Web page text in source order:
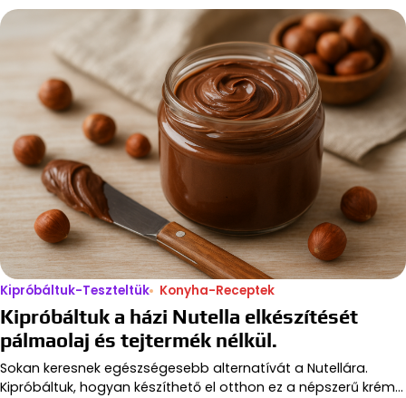
Kipróbáltuk-Teszteltük Konyha-Receptek
Kipróbáltuk a házi Nutella elkészítését
pálmaolaj és tejtermék nélkül.
Sokan keresnek egészségesebb alternatívát a Nutellára.
Kipróbáltuk, hogyan készíthető el otthon ez a népszerű krém…